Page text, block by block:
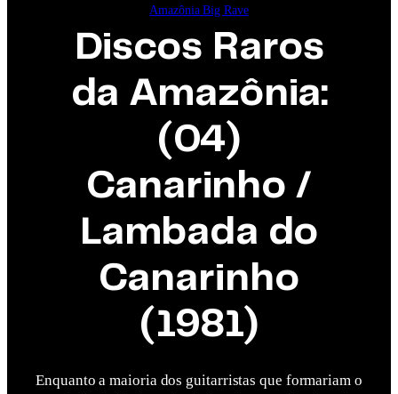
Amazônia Big Rave
Discos Raros
da Amazônia:
(04)
Canarinho /
Lambada do
Canarinho
(1981)
Enquanto a maioria dos guitarristas que formariam o